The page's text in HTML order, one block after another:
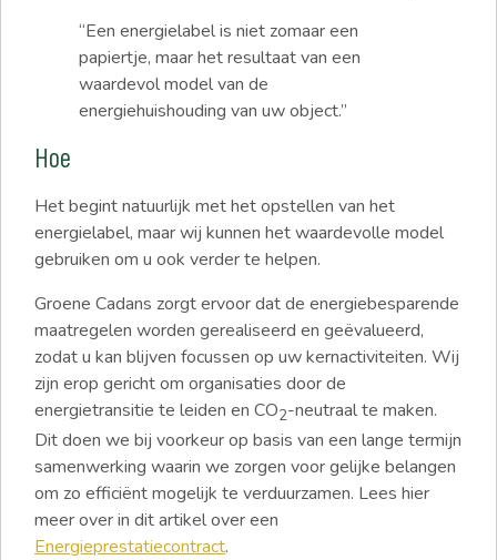
“Een energielabel is niet zomaar een
papiertje, maar het resultaat van een
waardevol model van de
energiehuishouding van uw object.”
Hoe
Het begint natuurlijk met het opstellen van het
energielabel, maar wij kunnen het waardevolle model
gebruiken om u ook verder te helpen.
Groene Cadans zorgt ervoor dat de energiebesparende
maatregelen worden gerealiseerd en geëvalueerd,
zodat u kan blijven focussen op uw kernactiviteiten. Wij
zijn erop gericht om organisaties door de
energietransitie te leiden en CO2-neutraal te maken.
Dit doen we bij voorkeur op basis van een lange termijn
samenwerking waarin we zorgen voor gelijke belangen
om zo efficiënt mogelijk te verduurzamen. Lees hier
meer over in dit artikel over een
Energieprestatiecontract.